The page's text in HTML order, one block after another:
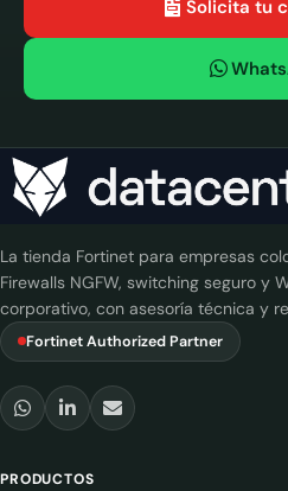
Solicita tu
La tienda Fortinet para empresas
Firewalls NGFW, switching seguro y
corporativo, con asesoría técnica y
Fortinet Authorized Partner
PRODUCTOS